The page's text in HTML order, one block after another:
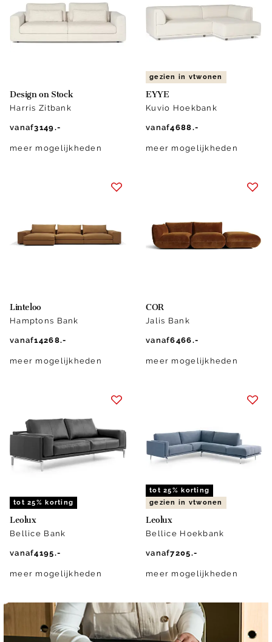
Design on Stock
Harris Zitbank
vanaf3149.-
meer mogelijkheden
gezien in vtwonen
EYYE
Kuvio Hoekbank
vanaf4688.-
meer mogelijkheden
Linteloo
Hamptons Bank
vanaf14268.-
meer mogelijkheden
COR
Jalis Bank
vanaf6466.-
meer mogelijkheden
tot 25% korting
Leolux
Bellice Bank
vanaf4195.-
meer mogelijkheden
tot 25% korting
gezien in vtwonen
Leolux
Bellice Hoekbank
vanaf7205.-
meer mogelijkheden